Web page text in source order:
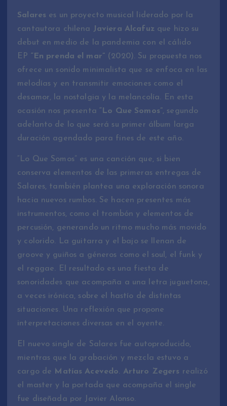
Salares es un proyecto musical liderado por la
cantautora chilena
Javiera Alcafuz que hizo su
debut en medio de la pandemia con el cálido
EP “En prenda el mar” (2020). Su propuesta nos
ofrece un sonido minimalista que se enfoca en las
melodías y en transmitir emociones como el
desamor, la nostalgia y la melancolía. En esta
ocasión nos presenta“Lo Que Somos”, segundo
adelanto de lo que será su primer álbum larga
duración agendado para fines de este año.
“Lo Que Somos” es una canción que, si bien
conserva elementos de las primeras entregas de
Salares, también plantea una exploración sonora
hacia nuevos rumbos. Se hacen presentes más
instrumentos, como el trombón y elementos de
percusión, generando un ritmo mucho más movido
y colorido. La guitarra y el bajo se llenan de
groove y guiños a géneros como el soul, el funk y
el reggae. El resultado es una fiesta de
sonoridades que acompaña a una letra juguetona,
a veces irónica, sobre el hastío de distintas
situaciones. Una reflexión que propone
interpretaciones diversas en el oyente.
El nuevo single de Salares fue autoproducido,
mientras que la grabación y mezcla estuvo a
cargo de
Matías Acevedo. Arturo Zegers realizó
el master y la portada que acompaña el single
fue diseñada por Javier Alonso.